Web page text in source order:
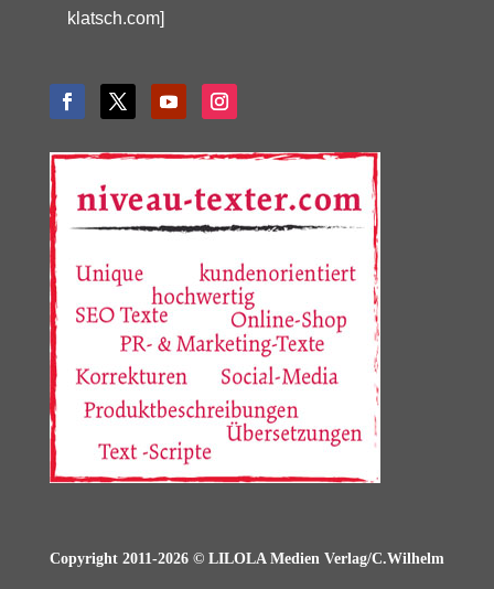
klatsch.com]
Copyright 2011-2026 © LILOLA Medien Verlag/C.Wilhelm